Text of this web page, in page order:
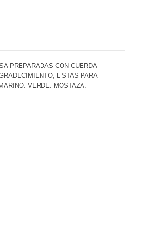
PREPARADAS CON CUERDA
LISTAS PARA
VERDE, MOSTAZA,